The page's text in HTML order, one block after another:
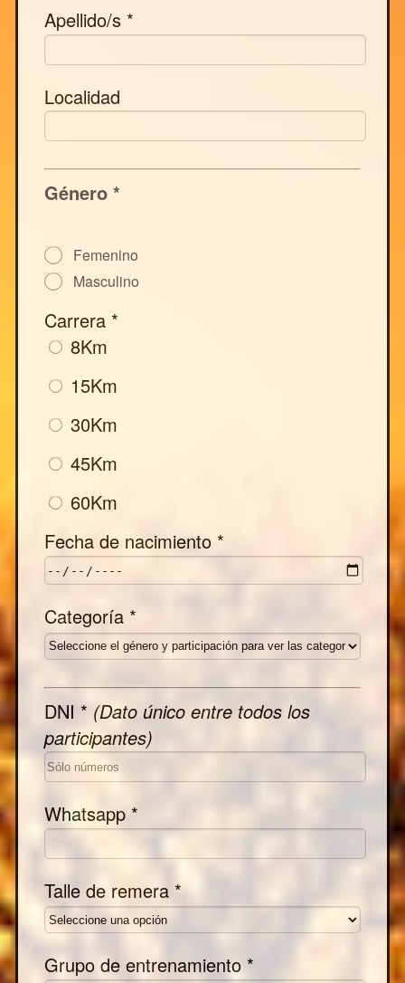
Apellido/s *
Localidad
Género *
Femenino
Masculino
Carrera *
8Km
15Km
30Km
45Km
60Km
Fecha de nacimiento *
Categoría *
DNI * (Dato único entre todos los
participantes)
Whatsapp *
Talle de remera *
Grupo de entrenamiento *